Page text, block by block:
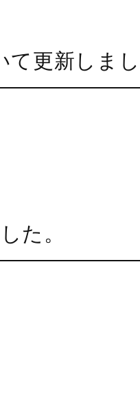
て更新しま
た。